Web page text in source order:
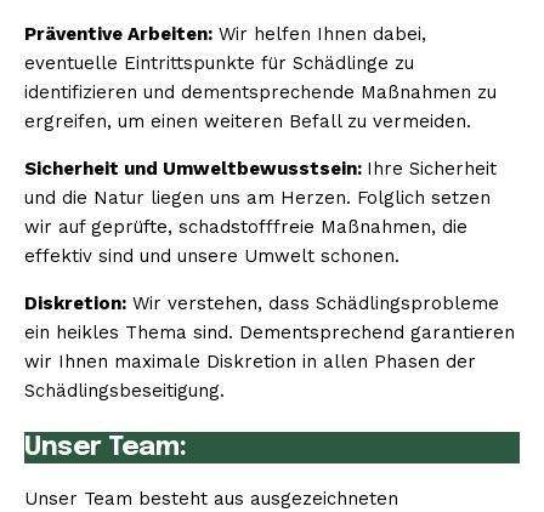
Präventive Arbeiten: Wir helfen Ihnen dabei,
eventuelle Eintrittspunkte für Schädlinge zu
identifizieren und dementsprechende Maßnahmen zu
ergreifen, um einen weiteren Befall zu vermeiden.
Sicherheit und Umweltbewusstsein: Ihre Sicherheit
und die Natur liegen uns am Herzen. Folglich setzen
wir auf geprüfte, schadstofffreie Maßnahmen, die
effektiv sind und unsere Umwelt schonen.
Diskretion: Wir verstehen, dass Schädlingsprobleme
ein heikles Thema sind. Dementsprechend garantieren
wir Ihnen maximale Diskretion in allen Phasen der
Schädlingsbeseitigung.
Unser Team:
Unser Team besteht aus ausgezeichneten